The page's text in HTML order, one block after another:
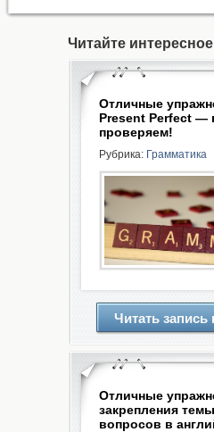
Читайте
Отличные
Present Perfect —
проверяем!
Рубрика: Грамматика
Читать
Отличные
закрепления
вопросов в